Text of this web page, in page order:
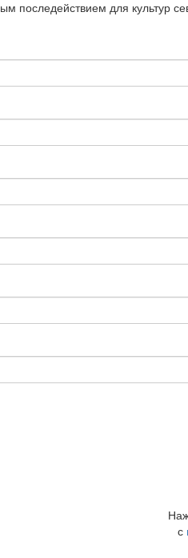
после­действием для культур
с